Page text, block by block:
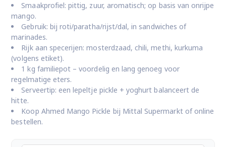
Smaakprofiel: pittig, zuur, aromatisch; op basis van onrijpe
mango.
Gebruik: bij roti/paratha/rijst/dal, in sandwiches of
marinades.
Rijk aan specerijen: mosterdzaad, chili, methi, kurkuma
(volgens etiket).
1 kg familiepot – voordelig en lang genoeg voor
regelmatige eters.
Serveertip: een lepeltje pickle + yoghurt balanceert de
hitte.
Koop Ahmed Mango Pickle bij Mittal Supermarkt of online
bestellen.